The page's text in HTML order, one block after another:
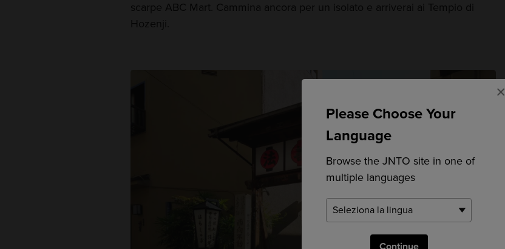
Please Choose Your
Language
Browse the JNTO site in one of
multiple languages
Continue
×
scarpe ABC Mart. Cammina ancora per un isolato e arriverai ai Tempio di
Hozenji.